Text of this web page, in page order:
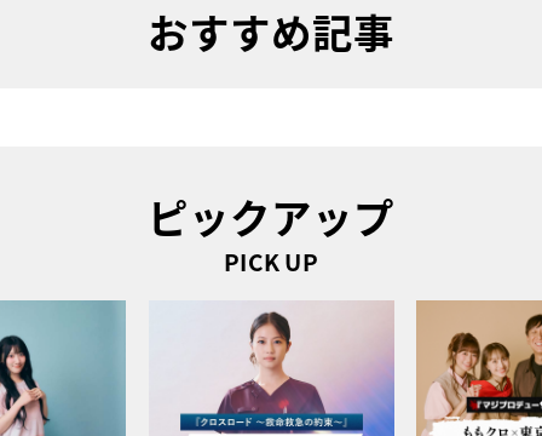
おすすめ記事
ピックアップ
PICK UP